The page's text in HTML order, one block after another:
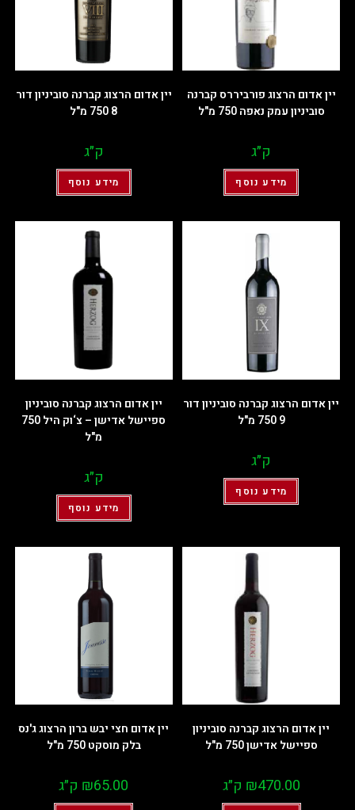
יין אדום הרצוג פורביררס קברנה
סוביניון עמק נאפה 750 מ"ל
ק״ג
מידע נוסף
יין אדום הרצוג קברנה סוביניון דור
8 750 מ"ל
ק״ג
מידע נוסף
יין אדום הרצוג קברנה סוביניון דור
9 750 מ"ל
ק״ג
מידע נוסף
יין אדום הרצוג קברנה סוביניון
ספיישל אדישן – צ‘וק היל 750
מ"ל
ק״ג
מידע נוסף
יין אדום הרצוג קברנה סוביניון
ספיישל אדישן 750 מ"ל
₪470.00 ק״ג
יין אדום חצי יבש ברון הרצוג ג'נס
בלק מוסקט 750 מ"ל
₪65.00 ק״ג